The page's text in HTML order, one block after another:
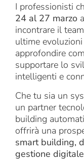
I professionisti
24 al 27 marzo
incontrare il
ultime
approfondire
supportare lo
intelligenti e
Che tu sia un
un partner
building
offrirà una
smart building,
gestione